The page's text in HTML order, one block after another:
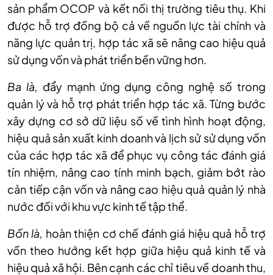
sản phẩm OCOP và kết nối thị trường tiêu thụ. Khi
được hỗ trợ đồng bộ cả về nguồn lực tài chính và
năng lực quản trị, hợp tác xã sẽ nâng cao hiệu quả
sử dụng vốn và phát triển bền vững hơn.
Ba là, đẩy mạnh ứng dụng công nghệ số trong
quản lý và hỗ trợ phát triển hợp tác xã. Từng bước
xây dựng cơ sở dữ liệu số về tình hình hoạt động,
hiệu quả sản xuất kinh doanh và lịch sử sử dụng vốn
của các hợp tác xã để phục vụ công tác đánh giá
tín nhiệm, nâng cao tính minh bạch, giảm bớt rào
cản tiếp cận vốn và nâng cao hiệu quả quản lý nhà
nước đối với khu vực kinh tế tập thể.
Bốn là, hoàn thiện cơ chế đánh giá hiệu quả hỗ trợ
vốn theo hướng kết hợp giữa hiệu quả kinh tế và
hiệu quả xã hội. Bên cạnh các chỉ tiêu về doanh thu,